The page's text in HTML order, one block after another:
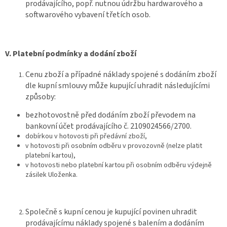
prodávajícího, popř. nutnou údržbu hardwarového a
softwarového vybavení třetích osob.
V.Platební podmínky a dodání zboží
Cenu zboží a případné náklady spojené s dodáním zboží
dle kupní smlouvy může kupující uhradit následujícími
způsoby:
bezhotovostně před dodáním zboží převodem na
bankovní účet prodávajícího č. 2109024566/2700.
dobírkou v hotovosti při předávní zboží,
v hotovosti při osobním odběru v provozovně (nelze platit
platební kartou),
v hotovosti nebo platební kartou při osobním odběru výdejně
zásilek Uloženka.
Společně s kupní cenou je kupující povinen uhradit
prodávajícímu náklady spojené s balením a dodáním